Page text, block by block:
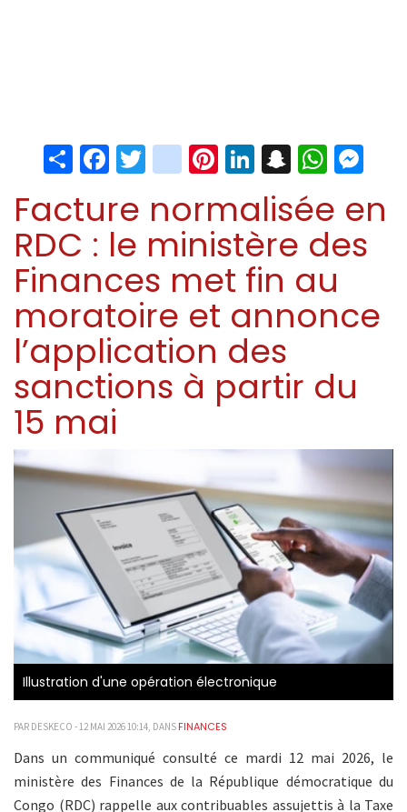
ShareFacebook
Twitter
instagram
Pinterest
LinkedIn
Snapchat
Facture normalisée en
RDC : le ministère des
Finances met fin au
moratoire et annonce
l’application des
sanctions à partir du
15 mai
Illustration d'une opération électronique
PAR DESKECO - 12 MAI 2026 10:14, DANS FINANCES
Dans un communiqué consulté ce mardi 12 mai 2026, le
ministère des Finances de la République démocratique du
Congo (RDC) rappelle aux contribuables assujettis à la Taxe